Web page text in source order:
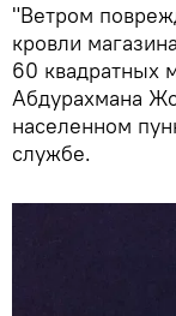
"Ветром
кровли
60 квадратных
Абдурахмана
населенном
службе.